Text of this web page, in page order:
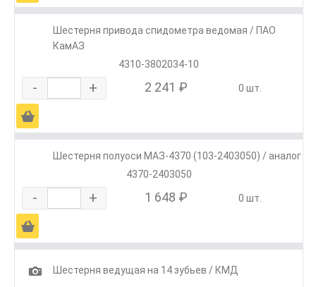
Шестерня привода спидометра ведомая / ПАО
КамАЗ
4310-3802034-10
- + 2 241 ₽ 0 шт.
Ä
Шестерня полуоси МАЗ-4370 (103-2403050) / аналог
4370-2403050
- + 1 648 ₽ 0 шт.
Ä
1
Шестерня ведущая на 14 зубьев / КМД